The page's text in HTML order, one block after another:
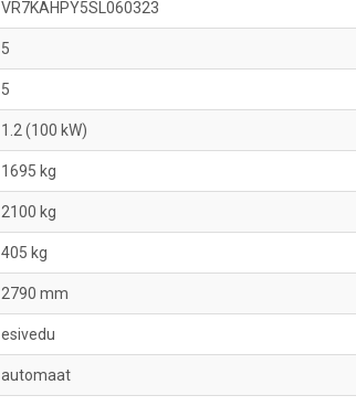
VR7KAHPY5SL060323
5
5
1.2 (100 kW)
1695 kg
2100 kg
405 kg
2790 mm
esivedu
automaat